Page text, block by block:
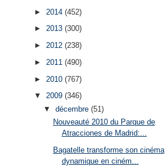
► 2014(452)
►2013(300)
►2012(238)
► 2011(490)
► 2010(767)
▼2009(346)
▼ décembre (51)
Nouveauté 2010 du Parque de
Atracciones de Madrid:...
Bagatelle transforme son cinéma
dynamique en ciném...